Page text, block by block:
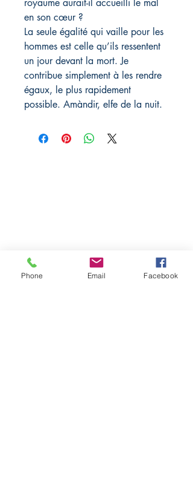
royaume aurait-il accueilli le mal
en son cœur ?
La seule égalité qui vaille pour les
hommes est celle qu’ils ressentent
un jour devant la mort. Je
contribue simplement à les rendre
égaux, le plus rapidement
possible. Amàndir, elfe de la nuit.
rebelleeditions@gmail.com
Phone Email Facebook